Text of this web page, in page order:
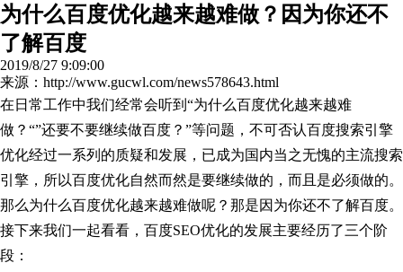
为什么百度优化越来越难做？因为你还不
了解百度
2019/8/27 9:09:00
来源：http://www.gucwl.com/news578643.html
在日常工作中我们经常会听到“为什么百度优化越来越难
做？“”还要不要继续做百度？”等问题，不可否认百度搜索引擎
优化经过一系列的质疑和发展，已成为国内当之无愧的主流搜索
引擎，所以百度优化自然而然是要继续做的，而且是必须做的。
那么为什么百度优化越来越难做呢？那是因为你还不了解百度。
接下来我们一起看看，百度SEO优化的发展主要经历了三个阶
段：